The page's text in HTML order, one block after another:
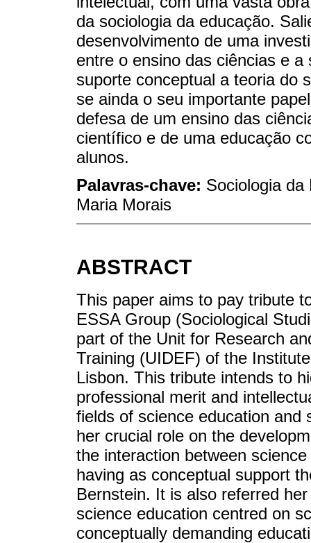
da sociologia da educação.
desenvolvimento de uma
entre o ensino das ciências e
suporte conceptual a teoria do
se ainda o seu importante
defesa de um ensino das
científico e de uma educação
alunos.
Palavras-chave: Sociologia
Maria Morais
ABSTRACT
This paper aims to pay tribute
ESSA Group (Sociological
part of the Unit for Research
Training (UIDEF) of the
Lisbon. This tribute intends to
professional merit and
fields of science education and
her crucial role on the
the interaction between
having as conceptual support
Bernstein. It is also referred
science education centred on
conceptually demanding